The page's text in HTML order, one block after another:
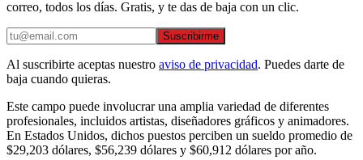
correo, todos los días. Gratis, y te das de baja con un clic.
Suscribirme
Al suscribirte aceptas nuestro aviso de privacidad. Puedes darte de
baja cuando quieras.
Este campo puede involucrar una amplia variedad de diferentes
profesionales, incluidos artistas, diseñadores gráficos y animadores.
En Estados Unidos, dichos puestos perciben un sueldo promedio de
$29,203 dólares, $56,239 dólares y $60,912 dólares por año.